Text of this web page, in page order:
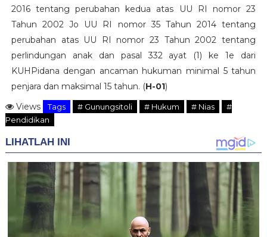
2016 tentang perubahan kedua atas UU RI nomor 23
Tahun 2002 Jo UU RI nomor 35 Tahun 2014 tentang
perubahan atas UU RI nomor 23 Tahun 2002 tentang
perlindungan anak dan pasal 332 ayat (1) ke 1e dari
KUHPidana dengan ancaman hukuman minimal 5 tahun
penjara dan maksimal 15 tahun. (H-01)
Views
Tags # Gunungsitoli # Hukum # Nias
#
Pendidikan